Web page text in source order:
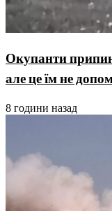
Окупанти
але це їм не
8 години назад